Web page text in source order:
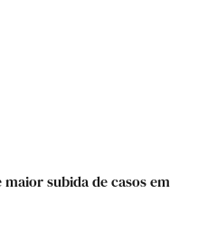
subida de casos em